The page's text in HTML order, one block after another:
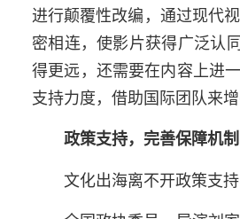
进行颠覆性改编，通过现代
密相连，使影片获得广泛认
得更远，还需要在内容上进
支持力度，借助国际团队来
政策支持，完善保障机制
文化出海离不开政策支